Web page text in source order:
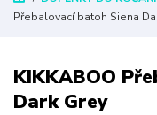
Přebalovací batoh Siena
KIKKABOO
Dark Grey